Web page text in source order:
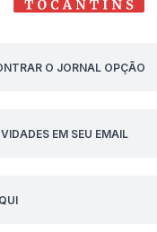
O JORNAL OPÇÃO
EM SEU EMAIL